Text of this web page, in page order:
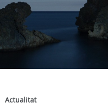
Actualitat